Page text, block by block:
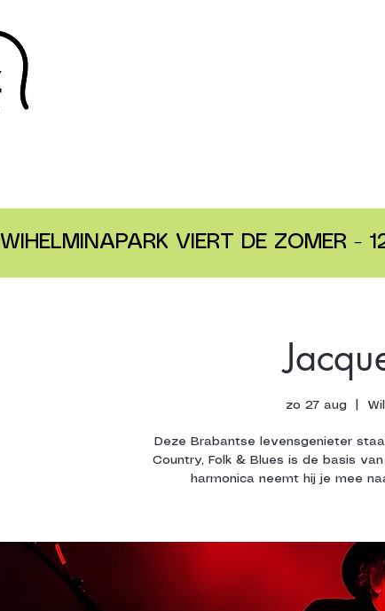
WIHELMINAPARK VIERT DE ZOMER -
zo 27 aug
Deze Brabantse levensgenieter
Country, Folk & Blues is de basis
harmonica neemt hij je mee